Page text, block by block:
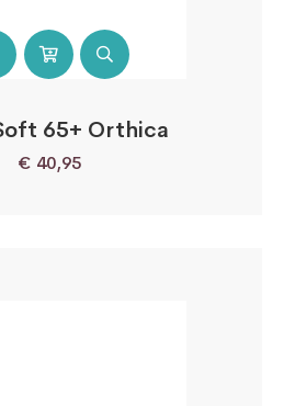
65+ Orthica
€ 40,95